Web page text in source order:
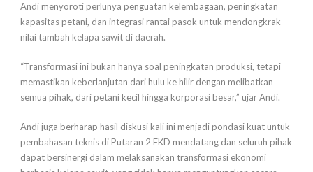
Andi menyoroti perlunya penguatan kelembagaan, peningkatan
kapasitas petani, dan integrasi rantai pasok untuk mendongkrak
nilai tambah kelapa sawit di daerah.
“Transformasi ini bukan hanya soal peningkatan produksi, tetapi
memastikan keberlanjutan dari hulu ke hilir dengan melibatkan
semua pihak, dari petani kecil hingga korporasi besar,” ujar Andi.
Andi juga berharap hasil diskusi kali ini menjadi pondasi kuat untuk
pembahasan teknis di Putaran 2 FKD mendatang dan seluruh pihak
dapat bersinergi dalam melaksanakan transformasi ekonomi